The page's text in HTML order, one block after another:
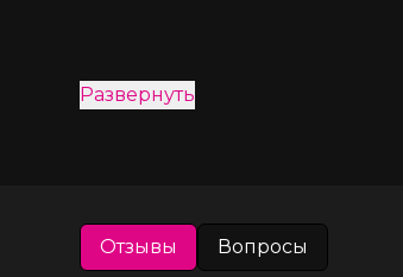
Развернуть
Отзывы Вопросы